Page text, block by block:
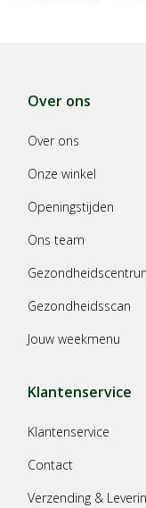
Over ons
Over ons
Onze winkel
Openingstijden
Ons team
Gezondheidsscan
Jouw weekmenu
Klantenservice
Klantenservice
Contact
Verzending &